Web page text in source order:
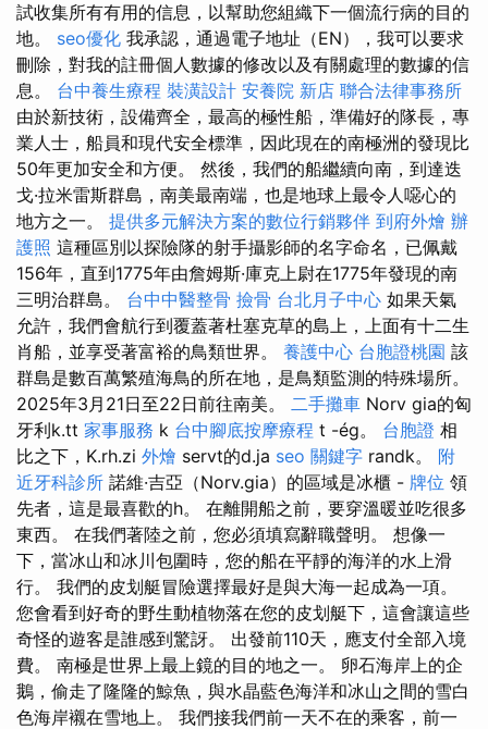
試收集所有有用的信息，以幫助您組織下一個流行病的目的
地。 seo優化 我承認，通過電子地址（EN），我可以要求
刪除，對我的註冊個人數據的修改以及有關處理的數據的信
息。 台中養生療程 裝潢設計 安養院 新店 聯合法律事務所
由於新技術，設備齊全，最高的極性船，準備好的隊長，專
業人士，船員和現代安全標準，因此現在的南極洲的發現比
50年更加安全和方便。 然後，我們的船繼續向南，到達迭
戈·拉米雷斯群島，南美最南端，也是地球上最令人噁心的
地方之一。 提供多元解決方案的數位行銷夥伴 到府外燴 辦
護照 這種區別以探險隊的射手攝影師的名字命名，已佩戴
156年，直到1775年由詹姆斯·庫克上尉在1775年發現的南
三明治群島。 台中中醫整骨 撿骨 台北月子中心 如果天氣
允許，我們會航行到覆蓋著杜塞克草的島上，上面有十二生
肖船，並享受著富裕的鳥類世界。 養護中心 台胞證桃園 該
群島是數百萬繁殖海鳥的所在地，是鳥類監測的特殊場所。
2025年3月21日至22日前往南美。 二手攤車 Norv gia的匈
牙利k.tt 家事服務 k 台中腳底按摩療程 t -ég。 台胞證 相
比之下，K.rh.zi 外燴 servt的d.ja seo 關鍵字 randk。 附
近牙科診所 諾維·吉亞（Norv.gia）的區域是冰櫃 - 牌位 領
先者，這是最喜歡的h。 在離開船之前，要穿溫暖並吃很多
東西。 在我們著陸之前，您必須填寫辭職聲明。 想像一
下，當冰山和冰川包圍時，您的船在平靜的海洋的水上滑
行。 我們的皮划艇冒險選擇最好是與大海一起成為一項。
您會看到好奇的野生動植物落在您的皮划艇下，這會讓這些
奇怪的遊客是誰感到驚訝。 出發前110天，應支付全部入境
費。 南極是世界上最上鏡的目的地之一。 卵石海岸上的企
鵝，偷走了隆隆的鯨魚，與水晶藍色海洋和冰山之間的雪白
色海岸襯在雪地上。 我們接我們前一天不在的乘客，前一